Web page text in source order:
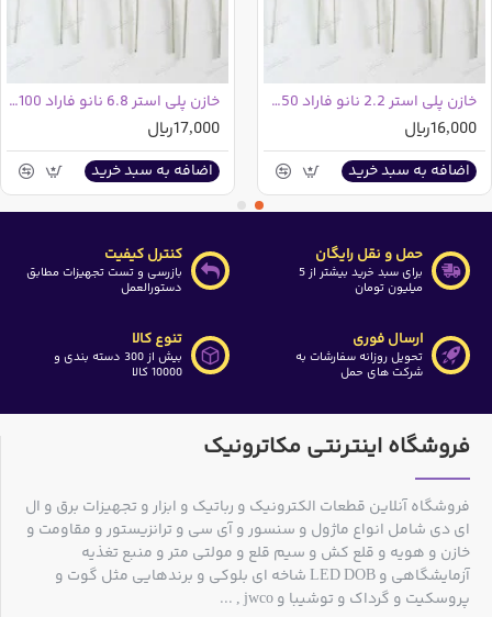
خازن پلی استر 2.2 نانو فاراد 50ولت | 2.2nF 50V
16,000ریال
اضافه به سبد خرید
خازن پلی استر 6.8 نانو فاراد 100 ولت | 6.8nF 100 V
17,000ریال
اضافه به سبد خرید
حمل و نقل رایگان
برای سبد خرید بیشتر از 5
میلیون تومان
کنترل کیفیت
بازرسی و تست تجهیزات مطابق
دستورالعمل
ارسال فوری
تحویل روزانه سفارشات به
شرکت های حمل
تنوع کالا
بیش از 300 دسته بندی و
10000 کالا
فروشگاه اینترنتی مکاترونیک
فروشگاه آنلاین قطعات الکترونیک و رباتیک و ابزار و تجهیزات برق و ال
ای دی شامل انواع ماژول و سنسور و آی سی و ترانزیستور و مقاومت و
خازن و هویه و قلع کش و سیم قلع و مولتی متر و منبع تغذیه
آزمایشگاهی و LED DOB شاخه ای بلوکی و برندهایی مثل گوت و
پروسکیت و گرداک و توشیبا و jwco , ...